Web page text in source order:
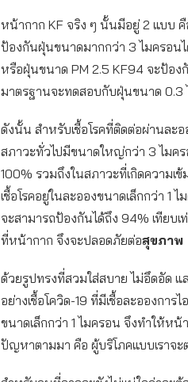
หน้ากาก KF จริง ๆ นั้นมีอยู่ 2 แบบ
ป้องกันฝุ่นขนาดมากกว่า 3 ไมครอน
หรือฝุ่นขนาด PM 2.5 KF94 จะป้อ
มาตรฐานจะทดสอบกับฝุ่นขนาด 0.3
ดังนั้น สำหรับเชื้อโรคที่ติดต่อผ่านละ
สภาวะทั่วไปมีขนาดใหญ่กว่า 3 ไมค
100% รวมถึงในสภาวะที่เกิดความเ
เชื้อโรคอยู่ในละอองขนาดเล็กกว่า 1
จะสามารถป้องกันได้ถึง 94% เทียบ
ที่หน้ากาก จึงจะปลอดภัยต่อสุขภาพ
ด้วยรูปทรงที่สวมใส่สบาย ไม่อึดอัด แ
อย่างเชื้อโควิด-19 ที่มีเชื้อละอองกา
ขนาดเล็กกว่า 1 ไมครอน จึงทำให้ห
ปัญหาตามมา คือ ผู้บริโภคแบบเราจ